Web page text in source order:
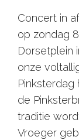
Concert in
op zondag
Dorsetplein
onze
Pinksterdag
de
traditie
Vroeger